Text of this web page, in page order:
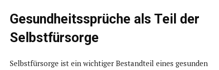
Gesundheitssprüche als Teil der
Selbstfürsorge
Selbstfürsorge ist ein wichtiger Bestandteil eines gesunden